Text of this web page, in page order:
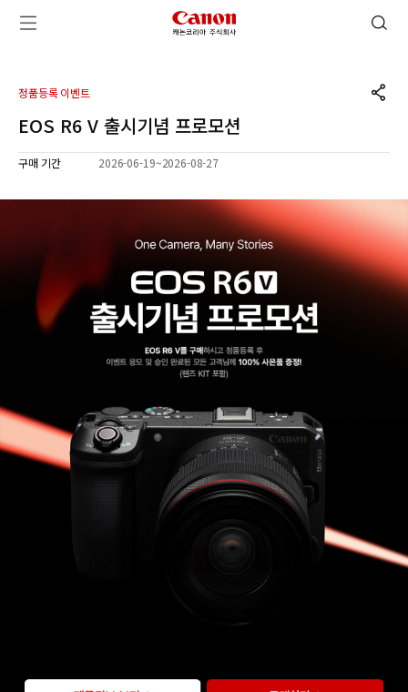
메뉴 열기 캐논코리아 주식회사 로고 검색 열기
정품등록 이벤트 공유하기
EOS R6 V 출시기념 프로모션
구매 기간 2026-06-19~2026-08-27